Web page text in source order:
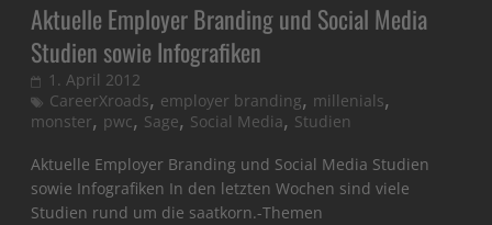
Aktuelle Employer Branding und Social Media
Studien sowie Infografiken
1. April 2012
CareerXroads, employer branding, millenials,
monster, pwc, Sage, Social Media, Studien
Aktuelle Employer Branding und Social Media Studien
sowie Infografiken In den letzten Wochen sind viele
Studien rund um die saatkorn.-Themen